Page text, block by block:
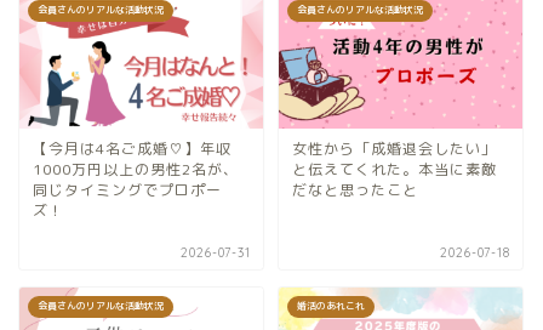
会員さんのリアルな活動状況
【今月は4名ご成婚♡】年収
1000万円以上の男性2名が、
同じタイミングでプロポー
ズ！
2026-07-31
会員さんのリアルな活動状況
女性から「成婚退会したい」
と伝えてくれた。本当に素敵
だなと思ったこと
2026-07-18
会員さんのリアルな活動状況 婚活のあれこれ